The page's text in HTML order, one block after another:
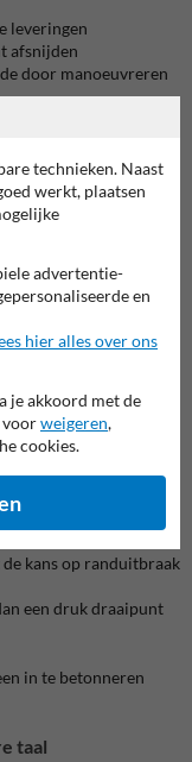
leveringen
afsnijden
door manoeuvreren
ga je meestal naar een
en
en
of als je ook
rond het knelpunt.
resultaat hangt af van
voegen en oudere
kans op randuitbraak
een druk draaipunt
in te betonneren
taal
technieken. Naast
werkt, plaatsen
advertentie-
en
hier alles over ons
je akkoord met de
voorweigeren,
cookies.